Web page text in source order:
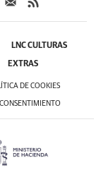
LNC CULTURAS
EXTRAS
DE COOKIES